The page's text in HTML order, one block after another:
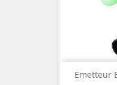
Emetteur